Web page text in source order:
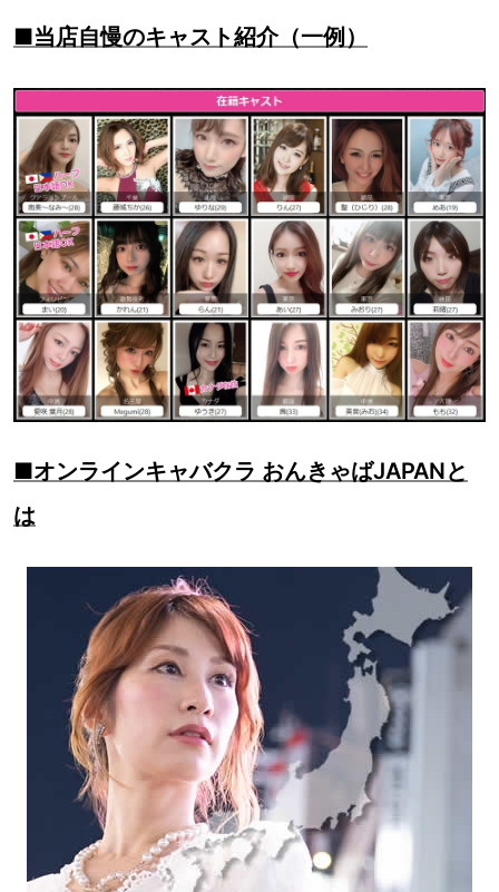
■当店自慢のキャスト紹介（一例）
■オンラインキャバクラ おんきゃばJAPANと
は